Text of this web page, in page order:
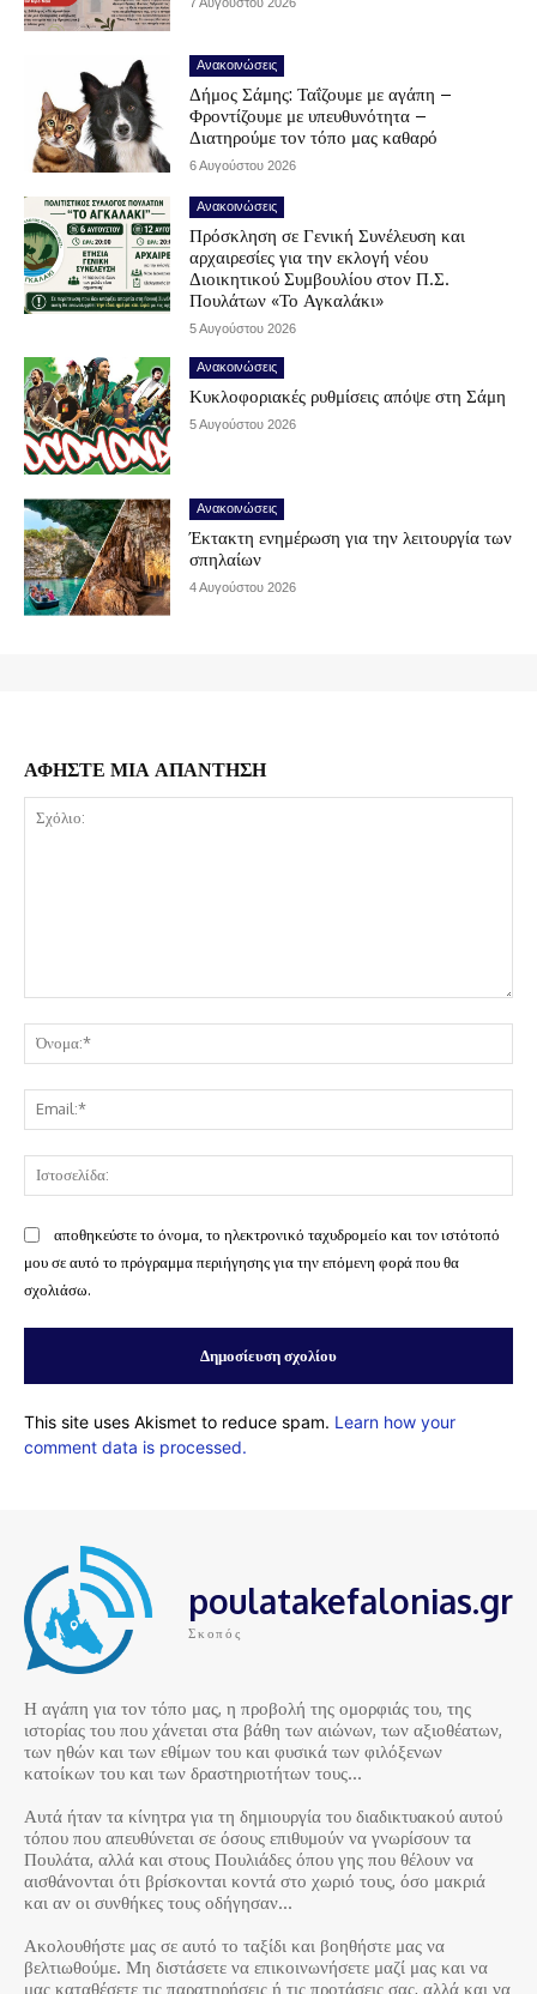
Ανακοινώσεις
Δήμος Σάμης: Ταΐζουμε με αγάπη –
Φροντίζουμε με υπευθυνότητα –
Διατηρούμε τον τόπο μας καθαρό
6 Αυγούστου 2026
Ανακοινώσεις
Πρόσκληση σε Γενική Συνέλευση και
αρχαιρεσίες για την εκλογή νέου
Διοικητικού Συμβουλίου στον Π.Σ.
Πουλάτων «Το Αγκαλάκι»
5 Αυγούστου 2026
Ανακοινώσεις
Κυκλοφοριακές ρυθμίσεις απόψε στη Σάμη
5 Αυγούστου 2026
Ανακοινώσεις
Έκτακτη ενημέρωση για την λειτουργία των
σπηλαίων
4 Αυγούστου 2026
ΑΦΗΣΤΕ ΜΙΑ ΑΠΑΝΤΗΣΗ
αποθηκεύστε το όνομα, το ηλεκτρονικό ταχυδρομείο και τον ιστότοπό
μου σε αυτό το πρόγραμμα περιήγησης για την επόμενη φορά που θα
σχολιάσω.
This site uses Akismet to reduce spam. Learn how your
comment data is processed.
poulatakefalonias.gr
Σκοπός
Η αγάπη για τον τόπο μας, η προβολή της ομορφιάς του, της
ιστορίας του που χάνεται στα βάθη των αιώνων, των αξιοθέατων,
των ηθών και των εθίμων του και φυσικά των φιλόξενων
κατοίκων του και των δραστηριοτήτων τους…
Αυτά ήταν τα κίνητρα για τη δημιουργία του διαδικτυακού αυτού
τόπου που απευθύνεται σε όσους επιθυμούν να γνωρίσουν τα
Πουλάτα, αλλά και στους Πουλιάδες όπου γης που θέλουν να
αισθάνονται ότι βρίσκονται κοντά στο χωριό τους, όσο μακριά
και αν οι συνθήκες τους οδήγησαν…
Ακολουθήστε μας σε αυτό το ταξίδι και βοηθήστε μας να
βελτιωθούμε. Μη διστάσετε να επικοινωνήσετε μαζί μας και να
μας καταθέσετε τις παρατηρήσεις ή τις προτάσεις σας, αλλά και να